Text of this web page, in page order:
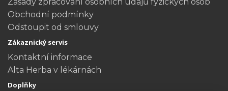
Obchodní podmínky
Odstoupit od smlouvy
Zákaznický servis
Kontaktní informace
Alta Herba v lékárnách
Doplňky